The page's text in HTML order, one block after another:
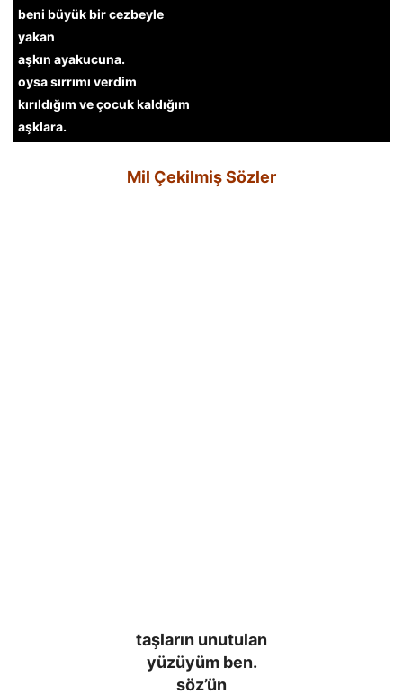
beni büyük bir cezbeyle
yakan
aşkın ayakucuna.
oysa sırrımı verdim
kırıldığım ve çocuk kaldığım
aşklara.
Mil Çekilmiş Sözler
taşların unutulan
yüzüyüm ben.
söz’ün